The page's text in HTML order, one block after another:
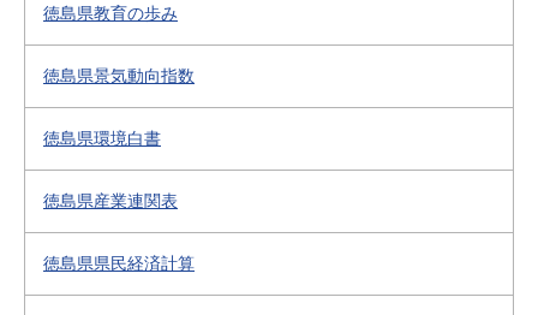
徳島県教育の歩み
徳島県景気動向指数
徳島県環境白書
徳島県産業連関表
徳島県県民経済計算